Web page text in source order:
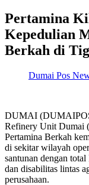
Pertamina
Kepedulian
Berkah di
Dumai Pos
DUMAI
Refinery Unit Dumai
Pertamina Berkah
di sekitar wilayah
santunan dengan
dan disabilitas lintas
perusahaan.